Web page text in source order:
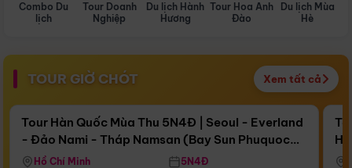
Combo Du
lịch
Tour Doanh
Nghiệp
Du lịch Hành
Hương
Tour Hoa Anh
Đào
Du lịch Mùa
Hè
TOUR GIỜ CHÓT Xem tất cả
Còn16 ngày 11:27:25
Bay Sun Phuquoc Airways
Điểm nổi bật
Tour Hàn Quốc Mùa Thu 5N4Đ | Seoul - Everland
- Đảo Nami - Tháp Namsan (Bay Sun Phuquoc
Airways)
Hồ Chí Minh 5N4Đ